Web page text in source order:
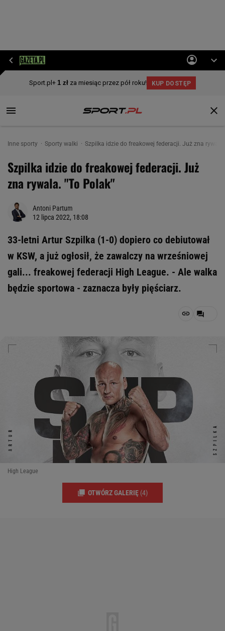
Inne sporty Sporty walki Szpilka idzie do freakowej federacji. Już zna
Szpilka idzie do freakowej federacji. Już
zna rywala. "To Polak"
Antoni Partum
12 lipca 2022, 18:08
33-letni Artur Szpilka (1-0) dopiero co debiutował
w KSW, a już ogłosił, że zawalczy na wrześniowej
gali... freakowej federacji High League. - Ale walka
będzie sportowa - zaznacza były pięściarz.
High League
OTWÓRZ GALERIĘ (4)